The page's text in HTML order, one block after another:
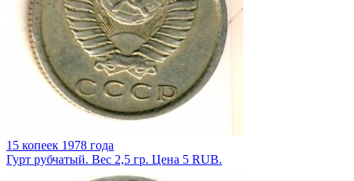
15 копеек 1978 года
Гурт рубчатый. Вес 2,5 гр. Цена 5 RUB.